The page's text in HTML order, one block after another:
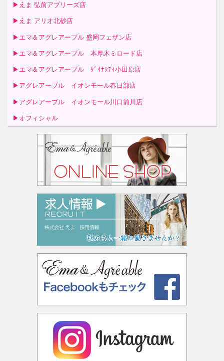
▶えま 弘前アプリーズ店
▶えま アリオ北砂店
▶エマ＆アグレアーブル 盛岡フェザン店
▶エマ＆アグレアーブル 本厚木ミロード店
▶エマ＆アグレアーブル ﾀﾞｲﾅｼﾃｨ小田原店
▶アグレアーブル イオンモール春日部店
▶アグレアーブル イオンモール川口前川店
▶オフィシャル